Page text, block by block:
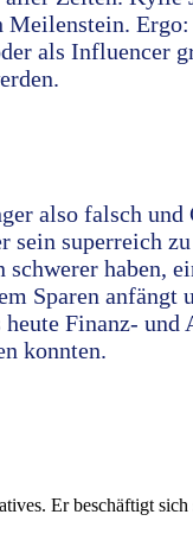
Meilenstein.
als Influencer
also falsch und
sein superreich
schwerer haben,
Sparen anfängt
heute Finanz-
konnten.
Er beschäftigt